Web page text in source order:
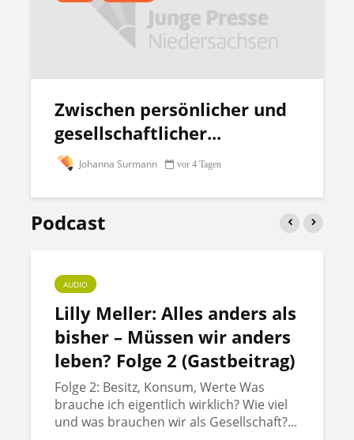
Zwischen persönlicher und
gesellschaftlicher...
Johanna Surmann vor 4 Tagen
Podcast
AUDIO
Lilly Meller: Alles anders als
bisher – Müssen wir anders
leben? Folge 2 (Gastbeitrag)
Folge 2: Besitz, Konsum, Werte Was
brauche ich eigentlich wirklich? Wie viel
und was brauchen wir als Gesellschaft?...